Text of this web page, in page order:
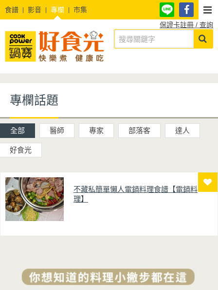
食譜 影音 專欄
市集
保證卡註冊 / 查詢
專欄話題
全部 醫師 專家 部落客 達人
好食光
不藏私簡單懶人電鍋料理食譜【電鍋料
理】